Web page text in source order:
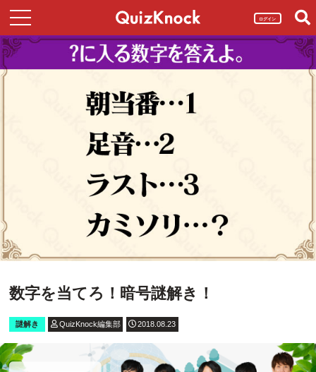
ログイン
数字を当てろ！暗号謎解き！
謎解き QuizKnock編集部 2018.08.23